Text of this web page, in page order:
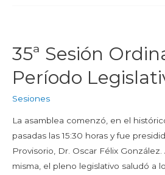
35ª Sesión
Período
Sesiones
La asamblea comenzó, en el
pasadas las 15:30 horas y fue
Provisorio, Dr. Oscar Félix
misma, el pleno legislativo saludó a